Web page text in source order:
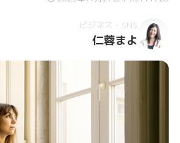
ビジネス・SNS
仁蓉まよ